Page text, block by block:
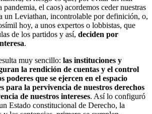
el caos) acordemos ceder nuestras
un Leviathan, incontrolable por definición, o,
hoy, a unos expertos o lobbistas, que
de los partidos y así, deciden por
.
muy sencillo: las instituciones y
la rendición de cuentas y el control
poderes que se ejercen en el espacio
para la pervivencia de nuestros derechos
de nuestros intereses. Así lo configuró
Estado constitucional de Derecho, la